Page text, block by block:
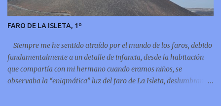
FARO DE LA ISLETA, 1º
Siempre me he sentido atraído por el mundo de los faros, debido
fundamentalmente a un detalle de infancia, desde la habitación
que compartía con mi hermano cuando eramos niños, se
observaba la “enigmática” luz del faro de La Isleta, deslumbrando